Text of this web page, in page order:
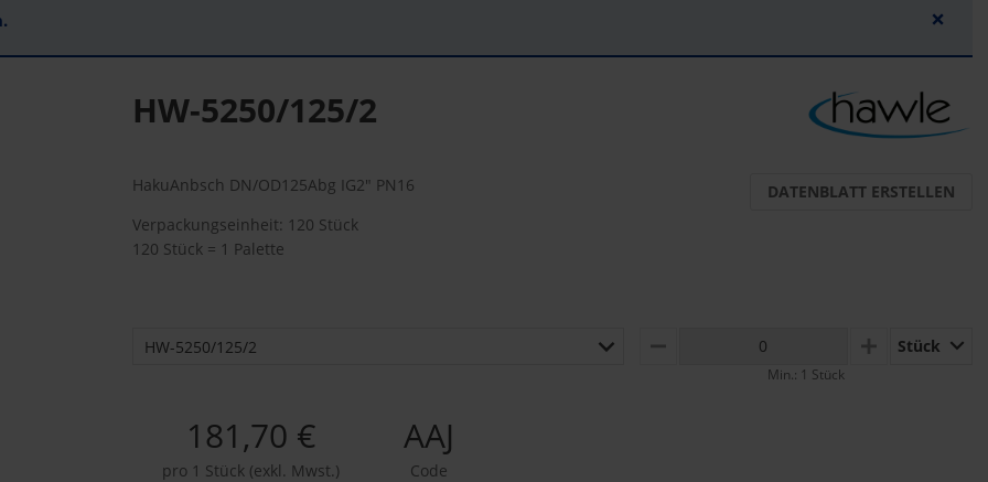
×
HW-5250/125/2
HakuAnbsch DN/OD125Abg IG2" PN16
Verpackungseinheit: 120 Stück
120 Stück = 1 Palette
DATENBLATT ERSTELLEN
HW-5250/125/2 MINUS PLUSStück
Min.: 1 Stück
181,70 €
pro 1 Stück (exkl. Mwst.)
AAJ
Code